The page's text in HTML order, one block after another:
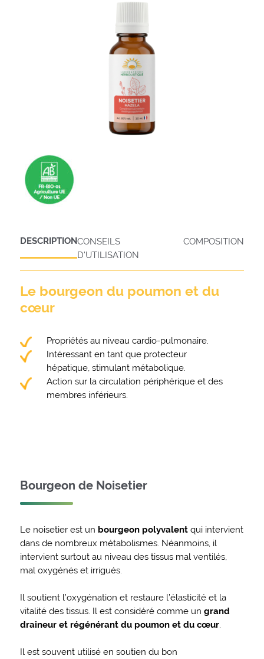
DESCRIPTIONCONSEILS
D'UTILISATION
COMPOSITION
Le bourgeon du poumon et du
cœur
Propriétés au niveau cardio-pulmonaire.
Intéressant en tant que protecteur
hépatique, stimulant métabolique.
Action sur la circulation périphérique et des
membres inférieurs.
Bourgeon de Noisetier
Le noisetier est un bourgeon polyvalentqui intervient
dans de nombreux métabolismes. Néanmoins, il
intervient surtout au niveau des tissus mal ventilés,
mal oxygénés et irrigués.
Il soutient l’oxygénation et restaure l’élasticité et la
vitalité des tissus. Il est considéré comme un grand
draineur et régénérant du poumon et du cœur.
Il est souvent utilisé en soutien du bon